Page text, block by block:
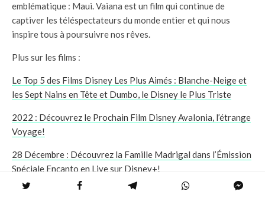
emblématique : Maui. Vaiana est un film qui continue de
captiver les téléspectateurs du monde entier et qui nous
inspire tous à poursuivre nos rêves.
Plus sur les films :
Le Top 5 des Films Disney Les Plus Aimés : Blanche-Neige et
les Sept Nains en Tête et Dumbo, le Disney le Plus Triste
2022 : Découvrez le Prochain Film Disney Avalonia, l’étrange
Voyage!
28 Décembre : Découvrez la Famille Madrigal dans l’Émission
Spéciale Encanto en Live sur Disney+!
Est-Ce Que Les Minions Sont Une Production Disney ? Les